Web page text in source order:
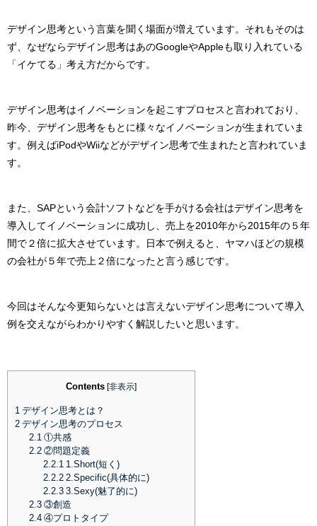
デザイン思考という言葉を聞く場面が増えています。 それもそのは
ず、なぜならデザイン思考はあのGoogleやAppleも取り入れている
「イケてる」考え方だからです。
デザイン思考はイノベーションを起こすプロセスと言われており、
昨今、デザイン思考をもとに様々なイノベーションが生まれていま
す。 例えばiPodやWiiなどがデザイン思考で生まれたと言われていま
す。
また、SAPという会計ソフトなどを手がける会社はデザイン思考を
導入してイノベーションに成功し、売上を2010年から2015年の５年
間で２倍に拡大させています。
日本で例えると、ヤマハほどの規模
の会社が５年で売上２倍になったと言う感じです。
今回はそんな今更知らないとは言えないデザイン思考について導入
例を交えながらわかりやすく解説したいと思います。
Contents [非表示]
1 デザイン思考とは？
2 デザイン思考のプロセス
2.1 ①共感
2.2②問題定義
2.2.1
1.Short(短く)
2.2.22.Specific(具体的に)
2.2.33.Sexy(魅了的に)
2.3③創造
2.4④プロトタイプ